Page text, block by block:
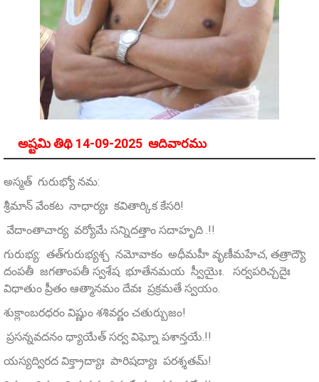
అష్టమి తిథి 14-09-2025 ఆదివారము
అస్మత్‌ గురుభ్యో నమ:
శ్రీమాన్‌ వేంకట నాధార్యః కవితార్కిక కేసరి!
వేదాంతాచార్య వర్యోమే సన్నిదత్తాం సదాహృది .!!
గురుభ్య: తత్‌గురుభ్యశ్చ నమోవాకం అధీమహీ వృణీమహేచ, తత్రాద్యౌ
దంపతీ జగతాంపతీ స్వశేష భూతేనమయ స్వీయైః. సర్వపరిచ్చదైః
విధాతుం ప్రీతం ఆత్మానమం దేవః ప్రక్రమతే స్వయం.
శుక్లాంబరధరం విష్ణుం శశివర్ణం చతుర్బుజం!
ప్రసన్నవదనం ధ్యాయేత్ సర్వ విఘ్నో పశాన్తయే.!!
యస్యద్విరద విక్త్రాద్యాః పారిషద్యాః పరశ్శతమ్‌!